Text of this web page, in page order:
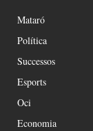
Mataró
Política
Successos
Esports
Oci
Economia